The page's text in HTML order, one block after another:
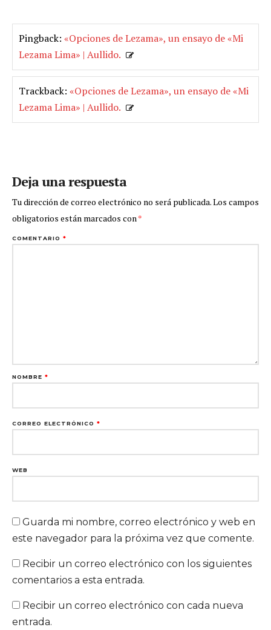
Pingback: «Opciones de Lezama», un ensayo de «Mi
Lezama Lima» | Aullido.
Trackback: «Opciones de Lezama», un ensayo de «Mi
Lezama Lima» | Aullido.
Deja una respuesta
Tu dirección de correo electrónico no será publicada.Los campos
obligatorios están marcados con*
COMENTARIO *
NOMBRE *
CORREO ELECTRÓNICO *
WEB
Guarda mi nombre, correo electrónico y web en
este navegador para la próxima vez que comente.
Recibir un correo electrónico con los siguientes
comentarios a esta entrada.
Recibir un correo electrónico con cada nueva
entrada.